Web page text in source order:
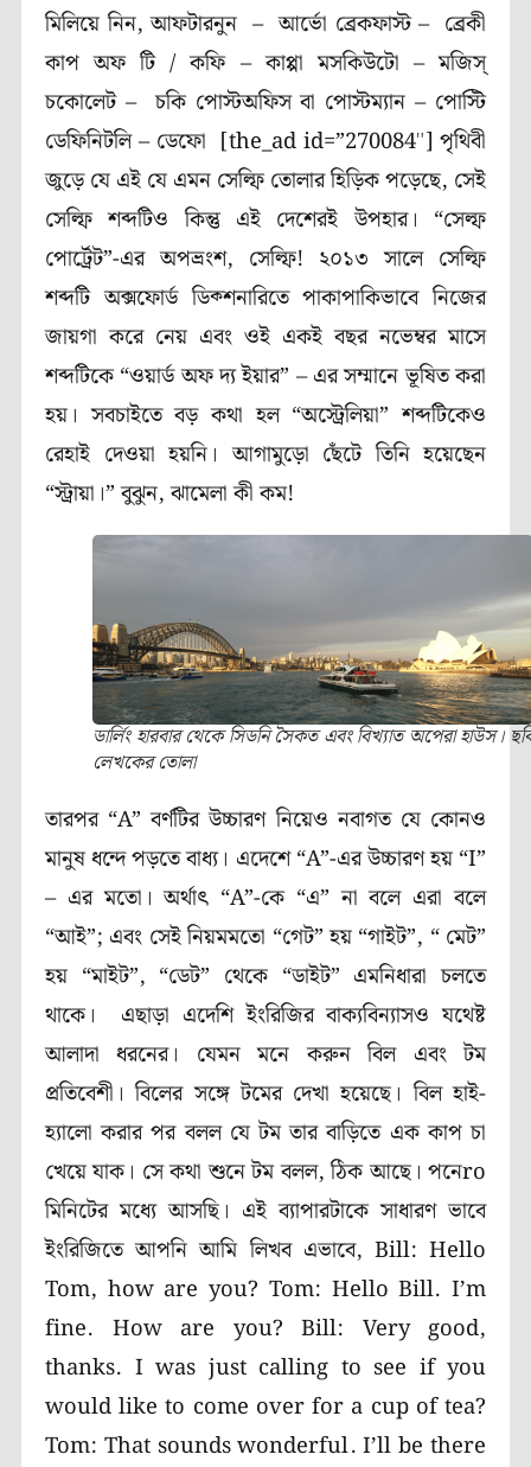
মিলিয়ে নিন, আফটারনুন –আর্ভো ব্রেকফাস্ট– ব্রেকী
কাপ অফ টি/কফি –কাপ্পা মসকিউটো –মজিস্
চকোলেট –চকি পোস্টঅফিস বা পোস্টম্যান – পোস্টি
ডেফিনিটলি– ডেফো [the_ad id=”270084″] পৃথিবী
জুড়ে যে এই যে এমন সেল্ফি তোলার হিড়িক পড়েছে, সেই
সেল্ফি শব্দটিও কিন্তু এই দেশেরই উপহার। “সেল্ফ
পোর্ট্রেট”-এর অপভ্রংশ, সেল্ফি! ২০১৩ সালে সেল্ফি
শব্দটি অক্সফোর্ড ডিক্শনারিতে পাকাপাকিভাবে নিজের
জায়গা করে নেয় এবং ওই একই বছর নভেম্বর মাসে
শব্দটিকে “ওয়ার্ড অফ দ্য ইয়ার” – এর সম্মানে ভূষিত করা
হয়। সবচাইতে বড় কথা হল “অস্ট্রেলিয়া” শব্দটিকেও
রেহাই দেওয়া হয়নি। আগামুড়ো ছেঁটে তিনি হয়েছেন
“স্ট্রায়া।” বুঝুন, ঝামেলা কী কম!
ডার্লিং হারবার থেকে সিডনি সৈকত এবং বিখ্যাত অপেরা হাউস।
লেখকের তোলা
তারপর “A” বর্ণটির উচ্চারণ নিয়েও নবাগত যে কোনও
মানুষ ধন্দে পড়তে বাধ্য। এদেশে“A”-এর উচ্চারণ হয় “I”
– এর মতো। অর্থাৎ “A”-কে “এ” না বলে এরা বলে
“আই”; এবং সেই নিয়মমতো “গেট” হয় “গাইট”, “ মেট”
হয় “মাইট”, “ডেট” থেকে “ডাইট” এমনিধারা চলতে
থাকে।
এছাড়া এদেশি ইংরিজির বাক্যবিন্যাসও যথেষ্ট
আলাদা ধরনের। যেমন মনে করুন বিল এবং টম
প্রতিবেশী। বিলের সঙ্গে টমের দেখা হয়েছে। বিল হাই-
হ্যালো করার পর বলল যে টম তার বাড়িতে এক কাপ চা
খেয়ে যাক। সে কথা শুনে টম বলল, ঠিক আছে। পনেro
মিনিটের মধ্যে আসছি। এই ব্যাপারটাকে সাধারণ ভাবে
ইংরিজিতে আপনি আমি লিখব এভাবে, Bill: Hello
Tom, how are you? Tom: Hello Bill. I’m
fine. How are you? Bill: Very good,
thanks. I was just calling to see if you
would like to come over for a cup of tea?
Tom: That sounds wonderful. I’ll be there